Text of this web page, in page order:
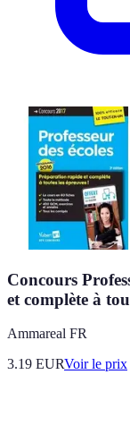
Concours
et complète à
Ammareal FR
3.19 EURVoir le prix